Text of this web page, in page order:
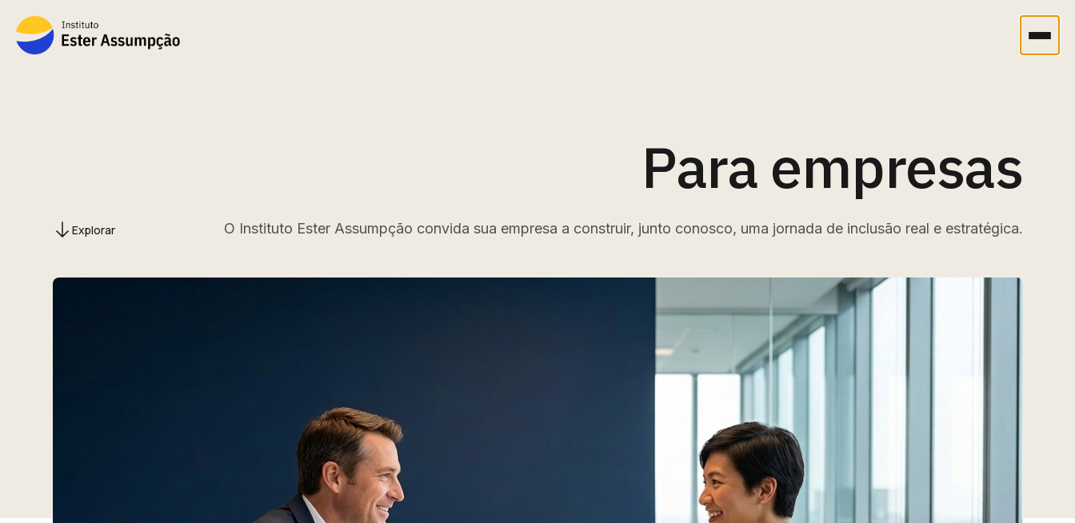
Para empresas
O Instituto Ester Assumpção convida sua empresa a construir, junto conosco, uma jornada de inclusão real e estratégica.
Explorar